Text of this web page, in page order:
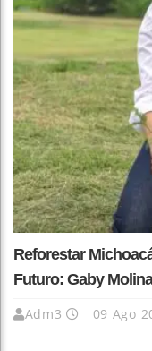
Reforestar
Futuro: Gaby Molina
Adm3 09 Ago